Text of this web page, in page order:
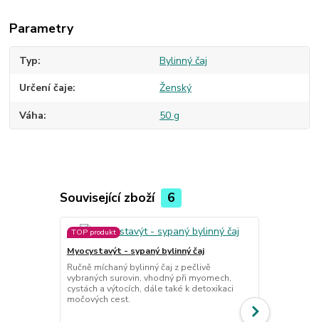
Parametry
Typ Bylinný čaj
Určení čaje Ženský
Váha 50 g
Související zboží 6
TOP produkt
Myocystavýt - sypaný bylinný čaj
Ručně míchaný bylinný čaj z pečlivě
vybraných surovin, vhodný při myomech,
cystách a výtocích, dále také k detoxikaci
močových cest.
myomech,
doplněk k